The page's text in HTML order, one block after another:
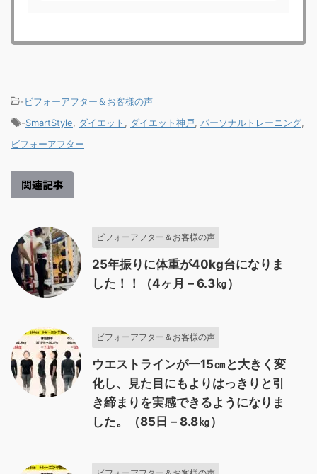
-ビフォーアフター＆お客様の声
-SmartStyle ダイエット ダイエット神戸 パーソナルトレーニング
ビフォーアフター
関連記事
ビフォーアフター＆お客様の声
25年振りに体重が40kg台になりま
した！！（4ヶ月－6.3㎏）
ビフォーアフター＆お客様の声
ウエストラインが一15㎝と大きく変
化し、見た目にもよりはっきりと引
き締まりを実感できるようになりま
した。（85日－8.8㎏）